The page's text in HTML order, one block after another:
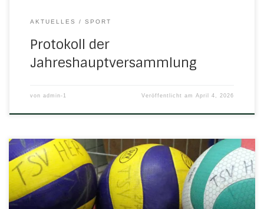
AKTUELLES SPORT
Protokoll der
Jahreshauptversammlung
von admin-1 Veröffentlicht amApril 4, 2026
An alle Mitglieder der Abteilung Volleyball An die Mitglieder
des Vorstandes Ronny Schlägel, Christoph Müller,
Christoph Rosin, Ann-Cathrin Rosin, Steffen Bauer,